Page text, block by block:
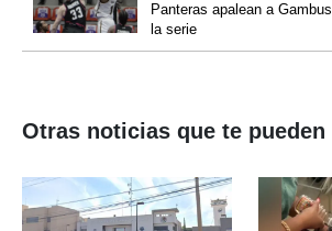
Panteras apalean a
la serie
Otras noticias que te